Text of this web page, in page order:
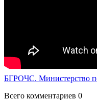
БГРОЧС. Министерство
Всего комментариев 0